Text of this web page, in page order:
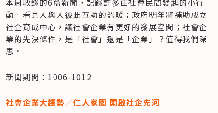
本周收錄的6篇新聞，記錄許多由社會民間發起的小行
動，看見人與人彼此互助的溫暖；政府明年將補助成立
社企育成中心，讓社會企業有更好的發展空間；社會企
業的先決條件，是「社會」還是「企業」？值得我們深
思。
新聞期間：1006-1012
社會企業大趨勢／仁人家園 開啟社企先河